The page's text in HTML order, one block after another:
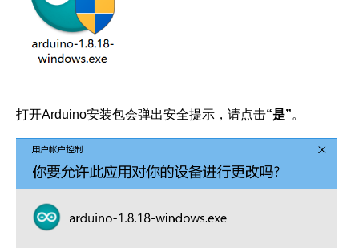
打开Arduino安装包会弹出安全提示，请点击“是”。